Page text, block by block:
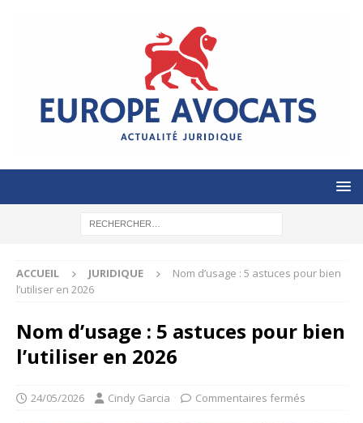
ACCUEIL JURIDIQUE
Nom d’usage : 5 astuces pour bien
l’utiliser en 2026
Nom d’usage : 5 astuces pour bien
l’utiliser en 2026
24/05/2026 Cindy Garcia Commentaires fermés